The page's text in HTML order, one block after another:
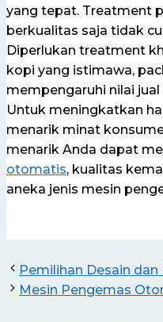
yang tepat. Treatment
berkualitas saja tidak
Diperlukan treatment
kopi yang istimawa,
mempengaruhi nilai
Untuk meningkatkan
menarik minat
menarik Anda dapat
otomatis, kualitas
aneka jenis mesin
Pemilihan Desain
Mesin Pengemas